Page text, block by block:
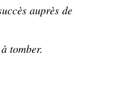
auprès de
tomber.